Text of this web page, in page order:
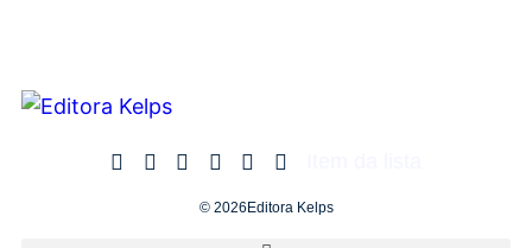
© 2026Editora Kelps